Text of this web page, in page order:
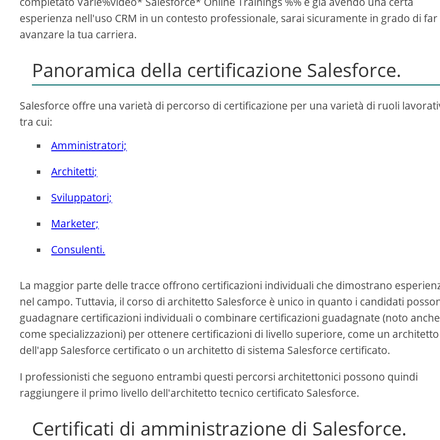
esperienza nell'uso CRM in un contesto professionale, sarai sicuramente in grado di far
avanzare la tua carriera.
Panoramica della certificazione Salesforce.
Salesforce offre una varietà di percorso di certificazione per una varietà di ruoli
tra cui:
Amministratori;
Architetti;
Sviluppatori;
Marketer;
Consulenti.
La maggior parte delle tracce offrono certificazioni individuali che dimostrano
nel campo. Tuttavia, il corso di architetto Salesforce è unico in quanto i candidati
guadagnare certificazioni individuali o combinare certificazioni guadagnate (noto anche
come specializzazioni) per ottenere certificazioni di livello superiore, come un architetto
dell'app Salesforce certificato o un architetto di sistema Salesforce certificato.
I professionisti che seguono entrambi questi percorsi architettonici possono quindi
raggiungere il primo livello dell'architetto tecnico certificato Salesforce.
Certificati di amministrazione di Salesforce.